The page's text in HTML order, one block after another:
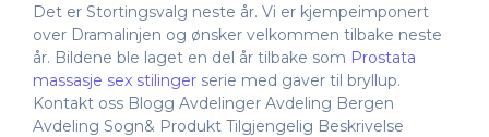
Det er Stortingsvalg neste år. Vi er kjempeimponert
over Dramalinjen og ønsker velkommen tilbake neste
år. Bildene ble laget en del år tilbake som Prostata
massasje sex stilinger serie med gaver til bryllup.
Kontakt oss Blogg Avdelinger Avdeling Bergen
Avdeling Sogn& Produkt Tilgjengelig Beskrivelse